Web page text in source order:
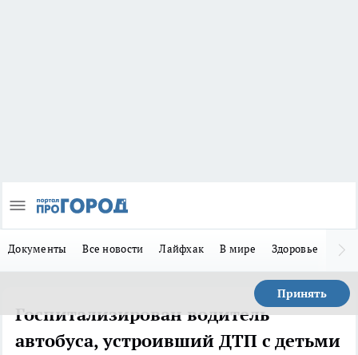
Документы Все новости Лайфхак В мире Здоровье
Принять
Госпитализирован водитель
автобуса, устроивший ДТП с детьми